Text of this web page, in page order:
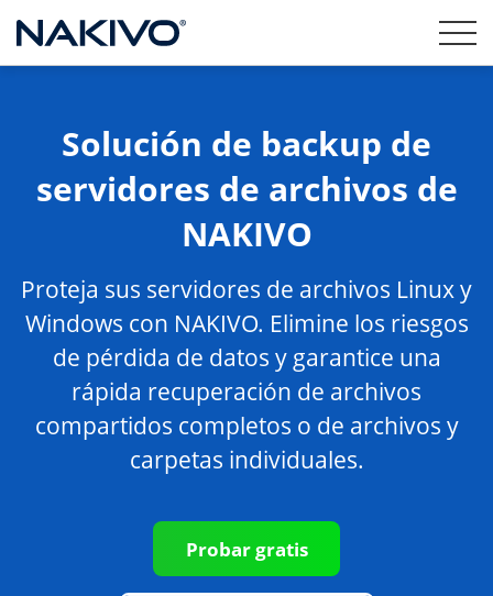
Solución de backup de
servidores de archivos de
NAKIVO
Proteja sus servidores de archivos Linux y
Windows con NAKIVO. Elimine los riesgos
de pérdida de datos y garantice una
rápida recuperación de archivos
compartidos completos o de archivos y
carpetas individuales.
Probar gratis